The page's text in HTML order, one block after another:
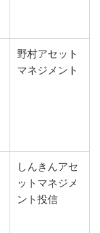
野村アセット
マネジメント
しんきんアセ
ットマネジメ
ント投信